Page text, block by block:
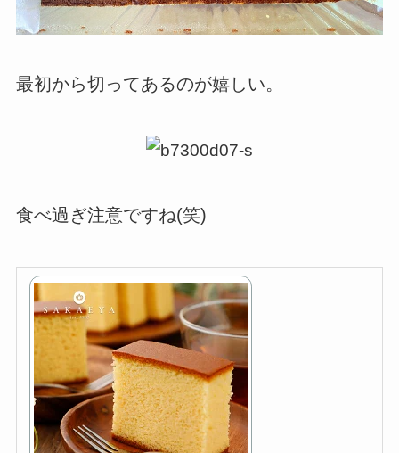
最初から切ってあるのが嬉しい。
食べ過ぎ注意ですね(笑)